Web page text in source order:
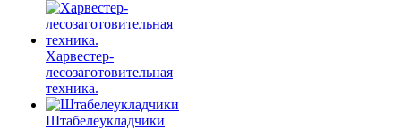
Харвестер-
лесозаготовительная
техника.
Штабелеукладчики